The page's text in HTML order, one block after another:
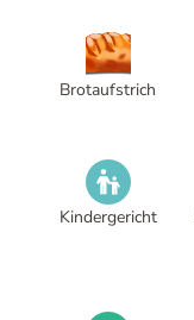
Brotaufstrich
Kindergericht